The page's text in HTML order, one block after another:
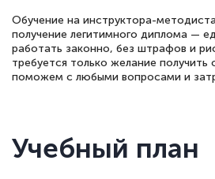
Обучение на инструктора-
получение легитимного диплома —
работать законно, без штрафов и
требуется только желание получить
поможем с любыми вопросами и
Учебный план